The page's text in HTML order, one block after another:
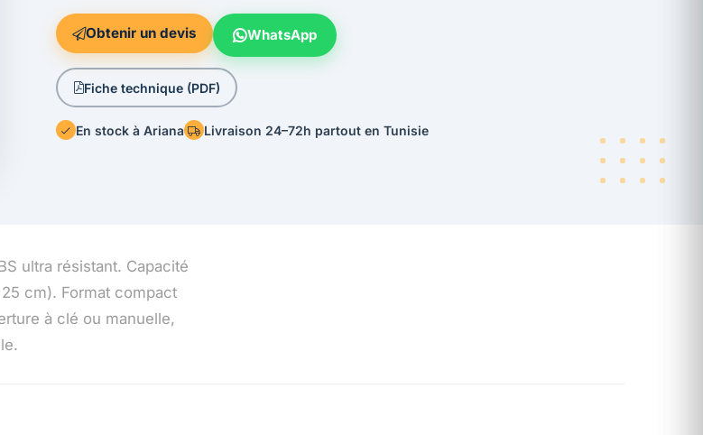
Obtenir un devis WhatsApp
Fiche technique (PDF)
En stock à Ariana Livraison 24–72h partout en Tunisie
ultra résistant. Capacité
cm). Format compact
à clé ou manuelle,